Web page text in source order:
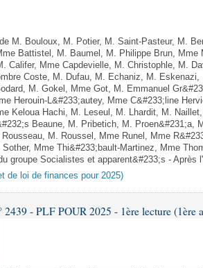
M. Bouloux, M. Potier, M. Saint-Pasteur, M.
Battistel, M. Baumel, M. Philippe Brun, Mme
Califer, Mme Capdevielle, M. Christophle, M.
Coste, M. Dufau, M. Echaniz, M.
M. Gokel, Mme Got, M. Emmanuel
Herouin-L&#233;autey, Mme C&#233;line
Keloua Hachi, M. Leseul, M. Lhardit, M.
Beaune, M. Pribetich, M. Proen&#231;a,
Rousseau, M. Roussel, Mme Runel, Mme
Sother, Mme Thi&#233;bault-Martinez, Mme
groupe Socialistes et apparent&#233;s - Après
de loi de finances pour 2025)
2439 - PLF POUR 2025 - 1ère lecture (1ère